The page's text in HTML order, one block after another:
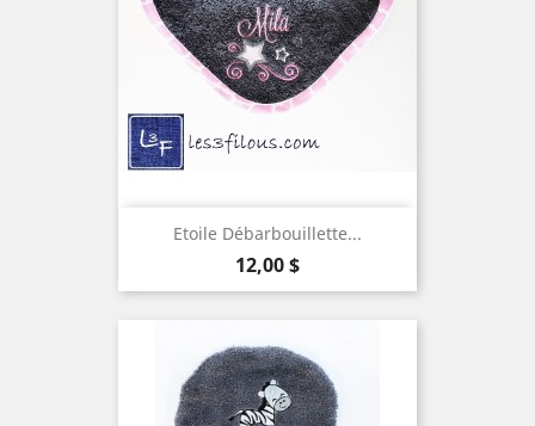
Etoile Débarbouillette...
Prix
12,00 $